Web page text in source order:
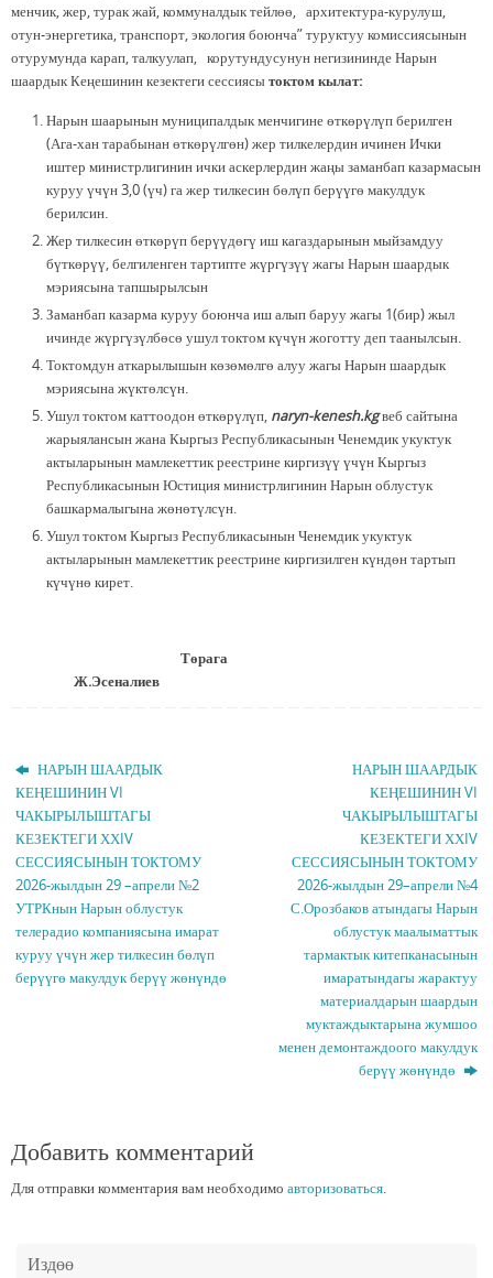
менчик, жер, турак жай, коммуналдык тейлөө, архитектура-курулуш,
отун-энергетика, транспорт, экология боюнча” туруктуу комиссиясынын
отурумунда карап, талкуулап, корутундусунун негизининде Нарын
шаардык Кеңешинин кезектеги сессиясытоктом кылат:
Нарын шаарынын муниципалдык менчигине өткөрүлүп берилген
(Ага-хан тарабынан өткөрүлгөн) жер тилкелердин ичинен Ички
иштер министрлигинин ички аскерлердин жаңы заманбап казармасын
куруу үчүн 3,0 (үч) га жер тилкесин бөлүп берүүгө макулдук
берилсин.
Жер тилкесин өткөрүп берүүдөгү иш кагаздарынын мыйзамдуу
бүткөрүү, белгиленген тартипте жүргүзүү жагы Нарын шаардык
мэриясына тапшырылсын
Заманбап казарма куруу боюнча иш алып баруу жагы 1(бир) жыл
ичинде жүргүзүлбөсө ушул токтом күчүн жоготту деп таанылсын.
Токтомдун аткарылышын көзөмөлгө алуу жагы Нарын шаардык
мэриясына жүктөлсүн.
Ушул токтом каттоодон өткөрүлүп, naryn-kenesh.kgвеб сайтына
жарыялансын жана Кыргыз Республикасынын Ченемдик укуктук
актыларынын мамлекеттик реестрине киргизүү үчүн Кыргыз
Республикасынын Юстиция министрлигинин Нарын облустук
башкармалыгына жөнөтүлсүн.
Ушул токтом Кыргыз Республикасынын Ченемдик укуктук
актыларынын мамлекеттик реестрине киргизилген күндөн тартып
күчүнө кирет.
Төрага
Ж.Эсеналиев
НАРЫН ШААРДЫК
КЕҢЕШИНИН VI
ЧАКЫРЫЛЫШТАГЫ
КЕЗЕКТЕГИ ХХIV
СЕССИЯСЫНЫН ТОКТОМУ
2026-жылдын 29 –апрели №2
УТРКнын Нарын облустук
телерадио компаниясына имарат
куруу үчүн жер тилкесин бөлүп
берүүгө макулдук берүү жөнүндө
НАРЫН ШААРДЫК
КЕҢЕШИНИН VI
ЧАКЫРЫЛЫШТАГЫ
КЕЗЕКТЕГИ ХХIV
СЕССИЯСЫНЫН ТОКТОМУ
2026-жылдын 29–апрели №4
С.Орозбаков атындагы Нарын
облустук маалыматтык
тармактык китепканасынын
имаратындагы жарактуу
материалдарын шаардын
муктаждыктарына жумшоо
менен демонтаждоого макулдук
берүү жөнүндө
Добавить комментарий
Для отправки комментария вам необходимо авторизоваться.
Издөө